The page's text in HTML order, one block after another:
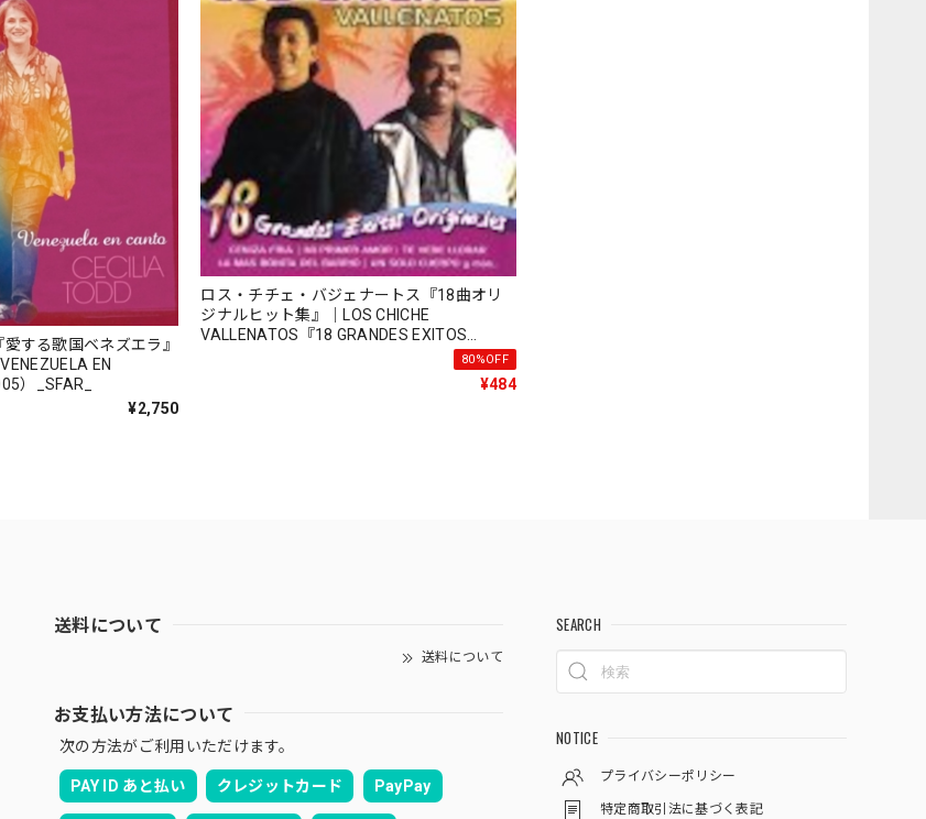
する歌国ベネズエラ』
EN
）_SFAR_
¥2,750
ロス・チチェ・バジェナートス『18曲オリ
ジナルヒット集』｜LOS CHICHE
VALLENATOS『18 GRANDES EXITOS
ORIGINALES』（CNR-27757）_QFAR_80%OFF
¥484
送料について
送料について
お支払い方法について
次の方法がご利用いただけます。
PAY ID あと払い クレジットカード PayPay
SEARCH
NOTICE
プライバシーポリシー
特定商取引法に基づく表記